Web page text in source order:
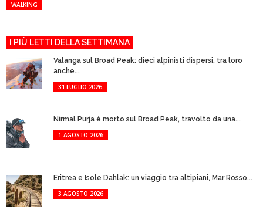
WALKING
I PIÙ LETTI DELLA SETTIMANA
Valanga sul Broad Peak: dieci alpinisti dispersi, tra loro
anche...
31 LUGLIO 2026
Nirmal Purja è morto sul Broad Peak, travolto da una...
1 AGOSTO 2026
Eritrea e Isole Dahlak: un viaggio tra altipiani, Mar Rosso...
3 AGOSTO 2026